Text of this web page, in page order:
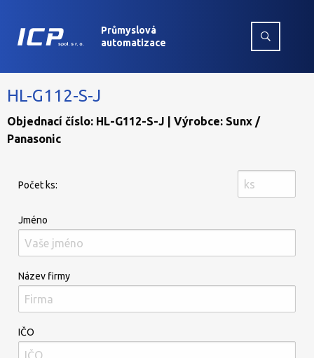
Průmyslová
automatizace
HL-G112-S-J
Objednací číslo: HL-G112-S-J | Výrobce: Sunx /
Panasonic
Počet ks:
Jméno
Název firmy
IČO